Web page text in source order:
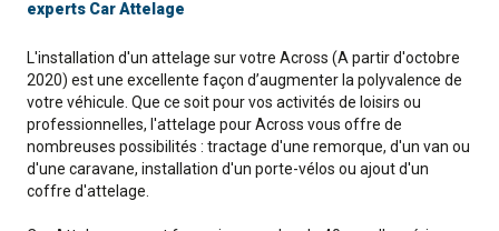
experts Car Attelage
L'installation d'un attelage sur votre Across (A partir d'octobre
2020) est une excellente façon d’augmenter la polyvalence de
votre véhicule. Que ce soit pour vos activités de loisirs ou
professionnelles, l'attelage pour Across vous offre de
nombreuses possibilités : tractage d'une remorque, d'un van ou
d'une caravane, installation d'un porte-vélos ou ajout d'un
coffre d'attelage.